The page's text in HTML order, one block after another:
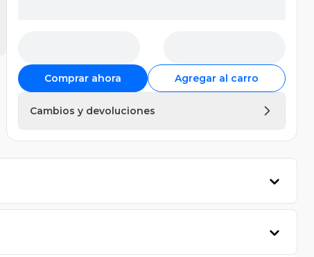
Comprar ahora Agregar al carro
Cambios y devoluciones